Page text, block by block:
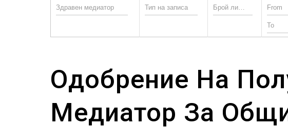
Одобрение На
Медиатор За